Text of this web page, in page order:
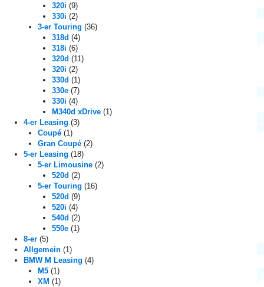
a
i
320i (9)
330i (2)
3-er Touring (36)
318d (4)
318i (6)
320d (11)
320i (2)
330d (1)
330e (7)
330i (4)
M340d xDrive (1)
4-er Leasing (3)
Coupé (1)
Gran Coupé (2)
5-er Leasing (18)
5-er Limousine (2)
520d (2)
5-er Touring (16)
520d (9)
520i (4)
540d (2)
550e (1)
8-er (5)
Allgemein (1)
BMW M Leasing (4)
M5 (1)
XM (1)